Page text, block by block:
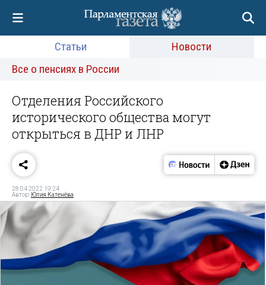
Статьи
Новости
Все о пенсиях в России
Отделения Российского
исторического общества могут
открыться в ДНР и ЛНР
28.04.2022 19:24
Автор: Юлия Катенёва